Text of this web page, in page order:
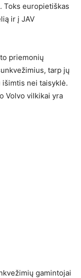
Toks europietiškas
ir į JAV
priemonių
tarp jų
išimtis nei taisyklė.
Volvo vilkikai yra
gamintojai